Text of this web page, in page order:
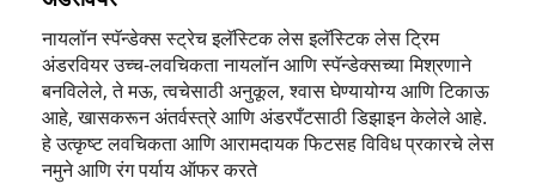
नायलॉन स्पॅन्डेक्स स्ट्रेच इलॅस्टिक लेस इलॅस्टिक लेस ट्रिम
अंडरवियर उच्च-लवचिकता नायलॉन आणि स्पॅन्डेक्सच्या मिश्रणाने
बनविलेले, ते मऊ, त्वचेसाठी अनुकूल, श्वास घेण्यायोग्य आणि टिकाऊ
आहे, खासकरून अंतर्वस्त्रे आणि अंडरपँटसाठी डिझाइन केलेले आहे.
हे उत्कृष्ट लवचिकता आणि आरामदायक फिटसह विविध प्रकारचे लेस
नमुने आणि रंग पर्याय ऑफर करते